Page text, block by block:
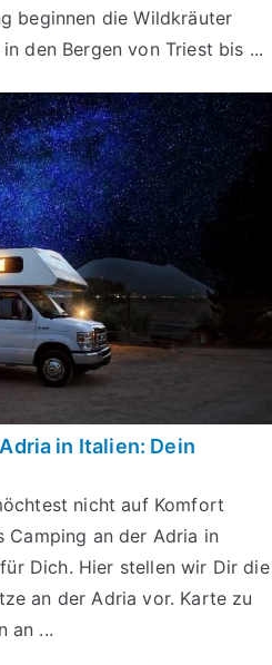
beginnen die Wildkräuter
den Bergen von Triest bis ...
in Italien: Dein
nicht auf Komfort
Camping an der Adria in
Dich. Hier stellen wir Dir die
an der Adria vor. Karte zu
an ...